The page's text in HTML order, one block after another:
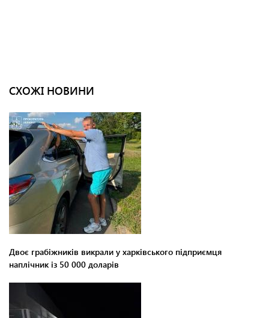
СХОЖІ НОВИНИ
Двоє грабіжників викрали у харківського підприємця
наплічник із 50 000 доларів